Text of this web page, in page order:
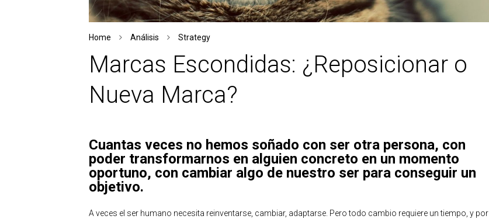
Home Análisis Strategy
Marcas Escondidas: ¿Reposicionar o
Nueva Marca?
Cuantas veces no hemos soñado con ser otra persona, con
poder transformarnos en alguien concreto en un momento
oportuno, con cambiar algo de nuestro ser para conseguir un
objetivo.
A veces el ser humano necesita reinventarse, cambiar, adaptarse. Pero todo cambio requiere un tiempo, y por